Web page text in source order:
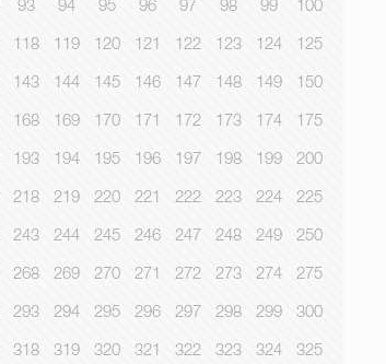
93 94 95 96 97 98 99 100
118 119 120 121 122 123 124 125
143 144 145 146 147 148 149 150
168 169 170 171 172 173 174 175
193 194 195 196 197 198 199 200
218 219 220 221 222 223 224 225
243 244 245 246 247 248 249 250
268 269 270 271 272 273 274 275
293 294 295 296 297 298 299 300
318 319 320 321 322 323 324 325